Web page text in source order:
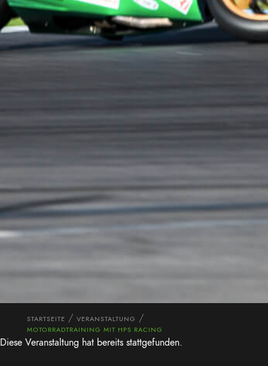
STARTSEITE
VERANSTALTUNG
MOTORRADTRAINING MIT HPS RACING
Diese Veranstaltung hat bereits stattgefunden.